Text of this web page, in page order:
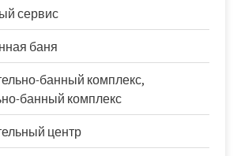
сервис
баня
банный комплекс,
банный комплекс
центр